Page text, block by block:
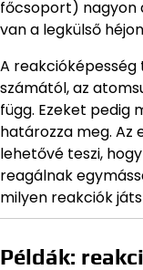
főcsoport) nagyon
van a legkülső
A
számától, az
függ. Ezeket pedig
határozza meg.
lehetővé teszi,
reagálnak
milyen reakciók
Példák: